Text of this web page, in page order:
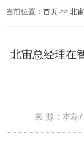
当前位置： 首页 >> 北
北宙总经理在
来 源：本站/